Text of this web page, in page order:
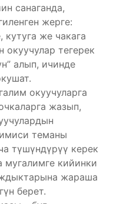
санаганда,
жерге:
кутуга же чакага
тегерек
алып, ичинде
окуучуларга
жазып,
теманы
түшүндүрүү керек
мугалимге кийинки
жараша
берет.